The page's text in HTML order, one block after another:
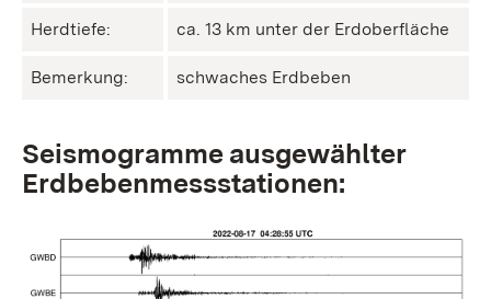
Herdtiefe: ca. 13 km unter der Erdoberfläche
Bemerkung: schwaches Erdbeben
Seismogramme ausgewählter
Erdbebenmessstationen: